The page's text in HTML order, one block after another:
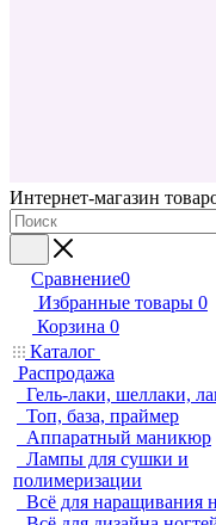
Интернет-магазин
Сравнение0
Избранные товары 0
Корзина 0
Каталог
Распродажа
Гель-лаки, шеллаки,
Топ, база, праймер
Аппаратный маникюр
Лампы для сушки и
полимеризации
Всё для наращивания